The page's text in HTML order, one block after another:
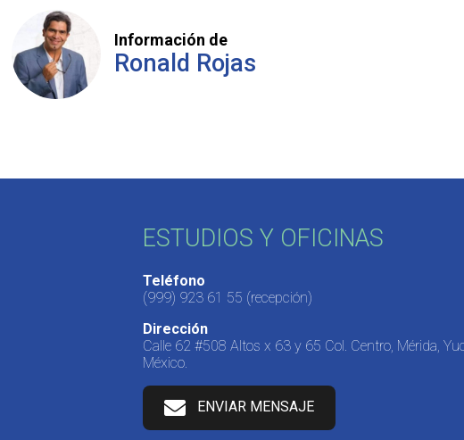
Información de
Ronald Rojas
ESTUDIOS Y OFICINAS
Teléfono
(999) 923 61 55 (recepción)
Dirección
Calle 62 #508 Altos x 63 y 65 Col. Centro, Mérida,
México.
ENVIAR MENSAJE